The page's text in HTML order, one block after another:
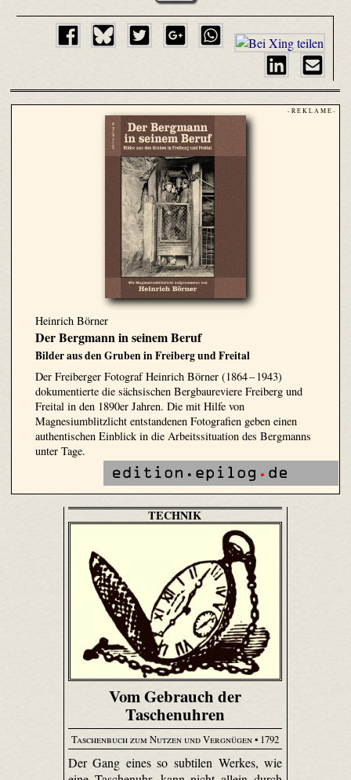
- R E K L A M E -
Heinrich Börner
Der Bergmann in seinem Beruf
Bilder aus den Gruben in Freiberg und Freital
Der Freiberger Fotograf Heinrich Börner (1864 – 1943)
dokumentierte die sächsischen Bergbaureviere Freiberg und
Freital in den 1890er Jahren. Die mit Hilfe von
Magnesiumblitzlicht entstandenen Fotografien geben einen
authentischen Einblick in die Arbeitssituation des Bergmanns
unter Tage.
TECHNIK
Vom Gebrauch der
Taschenuhren
Taschenbuch zum Nutzen und Vergnügen• 1792
Der Gang eines so subtilen Werkes, wie